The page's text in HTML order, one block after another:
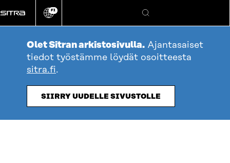
suoraan
sisältöön
Vaihda
kieli
FI
Hae
Olet Sitran arkistosivulla. Ajantasaiset
tiedot työstämme löydät osoitteesta
sitra.fi.
SIIRRY UUDELLE SIVUSTOLLE